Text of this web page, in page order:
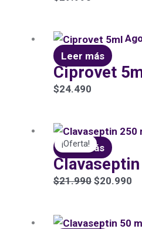
Leer más
Ciprovet
$24.490
¡Oferta!
Leer más
$21.990
El
precio
original
era:
$20.990
El